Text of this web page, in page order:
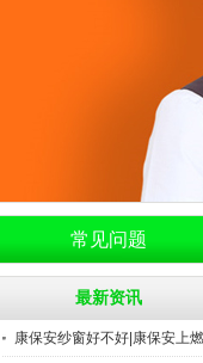
常见问题
最新资讯
康保安纱窗好不好|康保安上燃